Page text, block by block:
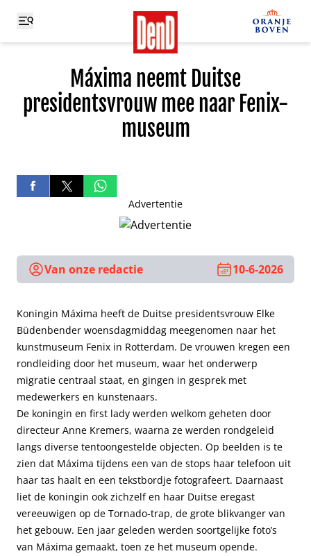
Máxima neemt Duitse
presidentsvrouw mee naar Fenix-
museum
Advertentie
Van onze redactie 10-6-2026
Koningin Máxima heeft de Duitse presidentsvrouw Elke
Büdenbender woensdagmiddag meegenomen naar het
kunstmuseum Fenix in Rotterdam. De vrouwen kregen een
rondleiding door het museum, waar het onderwerp
migratie centraal staat, en gingen in gesprek met
medewerkers en kunstenaars.
De koningin en first lady werden welkom geheten door
directeur Anne Kremers, waarna ze werden rondgeleid
langs diverse tentoongestelde objecten. Op beelden is te
zien dat Máxima tijdens een van de stops haar telefoon uit
haar tas haalt en een tekstbordje fotografeert. Daarnaast
liet de koningin ook zichzelf en haar Duitse eregast
vereeuwigen op de Tornado-trap, de grote blikvanger van
het gebouw. Een jaar geleden werden soortgelijke foto’s
van Máxima gemaakt, toen ze het museum opende.